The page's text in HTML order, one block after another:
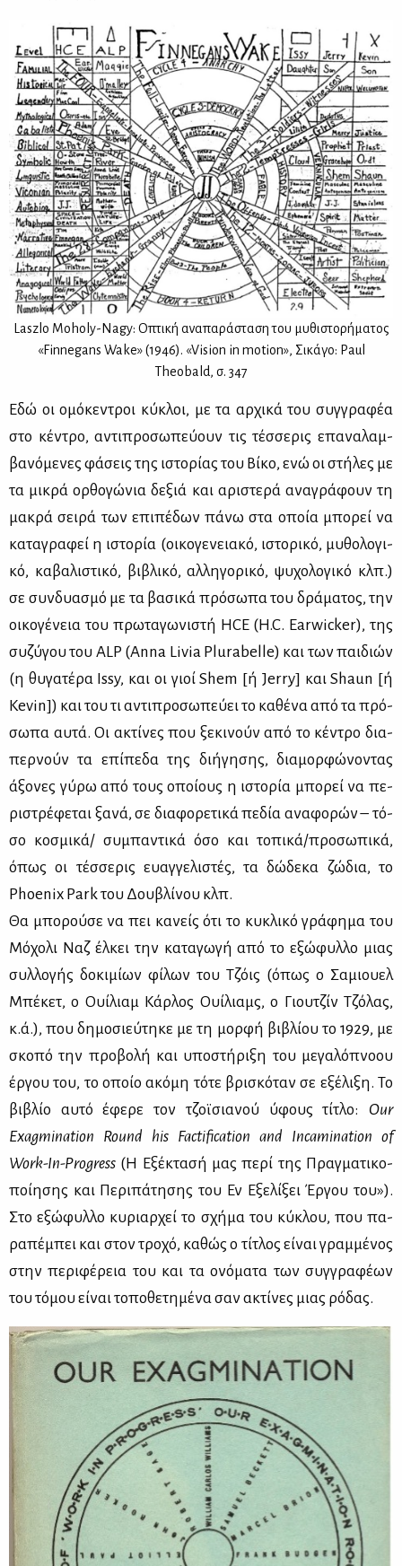
Laszlo Moholy-Nagy: Οπτι­κή ανα­πα­ρά­στα­ση του μυ­θι­στο­ρή­μα­τος
«Finnegans Wake» (1946). «Vision in motion», Σι­κά­γο: Paul
Theobald, σ. 347
Εδώ οι ομό­κε­ντροι κύ­κλοι, με τα αρ­χι­κά του συγ­γρα­φέα
στο κέ­ντρο, αντι­προ­σω­πεύ­ουν τις τέσ­σε­ρις επα­να­λαμ­
βα­νό­με­νες φά­σεις της ιστο­ρί­ας του Βί­κο, ενώ οι στή­λες με
τα μι­κρά ορ­θο­γώ­νια δε­ξιά και αρι­στε­ρά ανα­γρά­φουν τη
μα­κρά σει­ρά των επι­πέ­δων πά­νω στα οποία μπο­ρεί να
κα­τα­γρα­φεί η ιστο­ρία (οι­κο­γε­νεια­κό, ιστο­ρι­κό, μυ­θο­λο­γι­
κό, κα­βα­λι­στι­κό, βι­βλι­κό, αλ­λη­γο­ρι­κό, ψυ­χο­λο­γι­κό κλπ.)
σε συν­δυα­σμό με τα βα­σι­κά πρό­σω­πα του δρά­μα­τος, την
οι­κο­γέ­νεια του πρω­τα­γω­νι­στή HCE (H.C. Earwicker), της
συ­ζύ­γου του ALP (Anna Livia Plurabelle) και των παι­διών
(η θυ­γα­τέ­ρα Issy, και οι γιοί Shem [ή Jerry] και Shaun [ή
Kevin]) και του τι αντι­προ­σω­πεύ­ει το κα­θέ­να από τα πρό­
σω­πα αυ­τά. Οι ακτί­νες που ξε­κι­νούν από το κέ­ντρο δια­
περ­νούν τα επί­πε­δα της δι­ή­γη­σης, δια­μορ­φώ­νο­ντας
άξο­νες γύ­ρω από τους οποί­ους η ιστο­ρία μπο­ρεί να πε­
ρι­στρέ­φε­ται ξα­νά, σε δια­φο­ρε­τι­κά πε­δία ανα­φο­ρών – τό­
σο κο­σμι­κά/ συ­μπα­ντι­κά όσο και το­πι­κά/προ­σω­πι­κά,
όπως οι τέσ­σε­ρις ευαγ­γε­λι­στές, τα δώ­δε­κα ζώ­δια, το
Phoenix Park του Δου­βλί­νου κλπ.
Θα μπο­ρού­σε να πει κα­νείς ότι το κυ­κλι­κό γρά­φη­μα του
Μό­χο­λι Ναζ έλ­κει την κα­τα­γω­γή από το εξώ­φυλ­λο μιας
συλ­λο­γής δο­κι­μί­ων φί­λων του Τζόις (όπως ο Σα­μιου­ελ
Μπέ­κετ, ο Ουί­λιαμ Κάρ­λος Ουί­λιαμς, ο Γιου­τζίν Τζό­λας,
κ.ά.), που δη­μο­σιεύ­τη­κε με τη μορ­φή βι­βλί­ου το 1929, με
σκο­πό την προ­βο­λή και υπο­στή­ρι­ξη του με­γα­λό­πνο­ου
έρ­γου του, το οποίο ακό­μη τό­τε βρι­σκό­ταν σε εξέ­λι­ξη. Το
βι­βλίο αυ­τό έφε­ρε τον τζοϊ­σια­νού ύφους τί­τλο: Our
Exagmination Round his Factification and Incamination of
Work-In-Progress (Η Εξέ­κτα­σή μας πε­ρί της Πραγ­μα­τι­κο­
ποί­η­σης και Πε­ρι­πά­τη­σης του Εν Εξε­λί­ξει Έρ­γου του»).
Στο εξώ­φυλ­λο κυ­ριαρ­χεί το σχή­μα του κύ­κλου, που πα­
ρα­πέ­μπει και στον τρο­χό, κα­θώς ο τί­τλος εί­ναι γραμ­μέ­νος
στην πε­ρι­φέ­ρεια του και τα ονό­μα­τα των συγ­γρα­φέ­ων
του τό­μου εί­ναι το­πο­θε­τη­μέ­να σαν ακτί­νες μιας ρό­δας.